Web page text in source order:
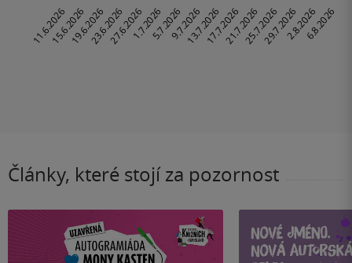
Články, které stojí za pozornost